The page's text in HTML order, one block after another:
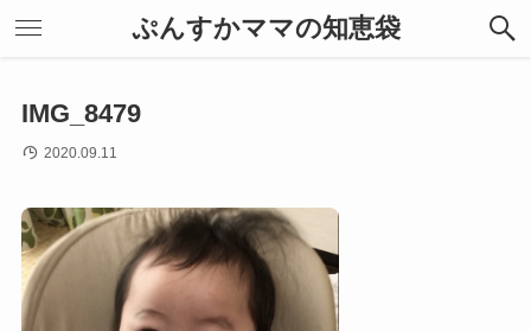
ぷんすかママの知恵袋
IMG_8479
2020.09.11